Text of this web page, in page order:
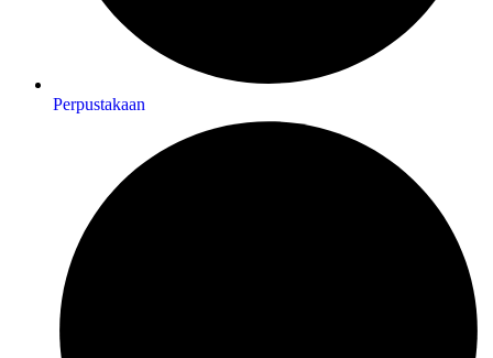
Perpustakaan